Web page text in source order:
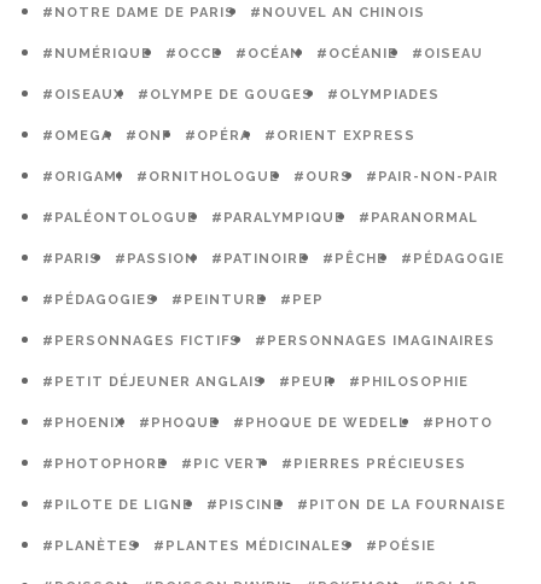
#NOTRE DAME DE PARIS #NOUVEL AN CHINOIS
#NUMÉRIQUE #OCCE #OCÉAN #OCÉANIE #OISEAU
#OISEAUX #OLYMPE DE GOUGES #OLYMPIADES
#OMEGA #ONF #OPÉRA #ORIENT EXPRESS
#ORIGAMI #ORNITHOLOGUE #OURS #PAIR-NON-PAIR
#PALÉONTOLOGUE #PARALYMPIQUE #PARANORMAL
#PARIS #PASSION #PATINOIRE #PÊCHE #PÉDAGOGIE
#PÉDAGOGIES #PEINTURE #PEP
#PERSONNAGES FICTIFS #PERSONNAGES IMAGINAIRES
#PETIT DÉJEUNER ANGLAIS #PEUR #PHILOSOPHIE
#PHOENIX #PHOQUE #PHOQUE DE WEDELL #PHOTO
#PHOTOPHORE #PIC VERT #PIERRES PRÉCIEUSES
#PILOTE DE LIGNE #PISCINE #PITON DE LA FOURNAISE
#PLANÈTES #PLANTES MÉDICINALES #POÉSIE